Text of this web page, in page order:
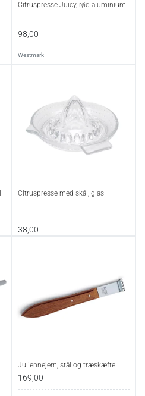
Citruspresse Juicy, rød aluminium
98,00
Westmark
Citruspresse med skål, glas
38,00
Juliennejern, stål og træskæfte
169,00